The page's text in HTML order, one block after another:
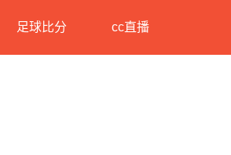
足球比分 cc直播